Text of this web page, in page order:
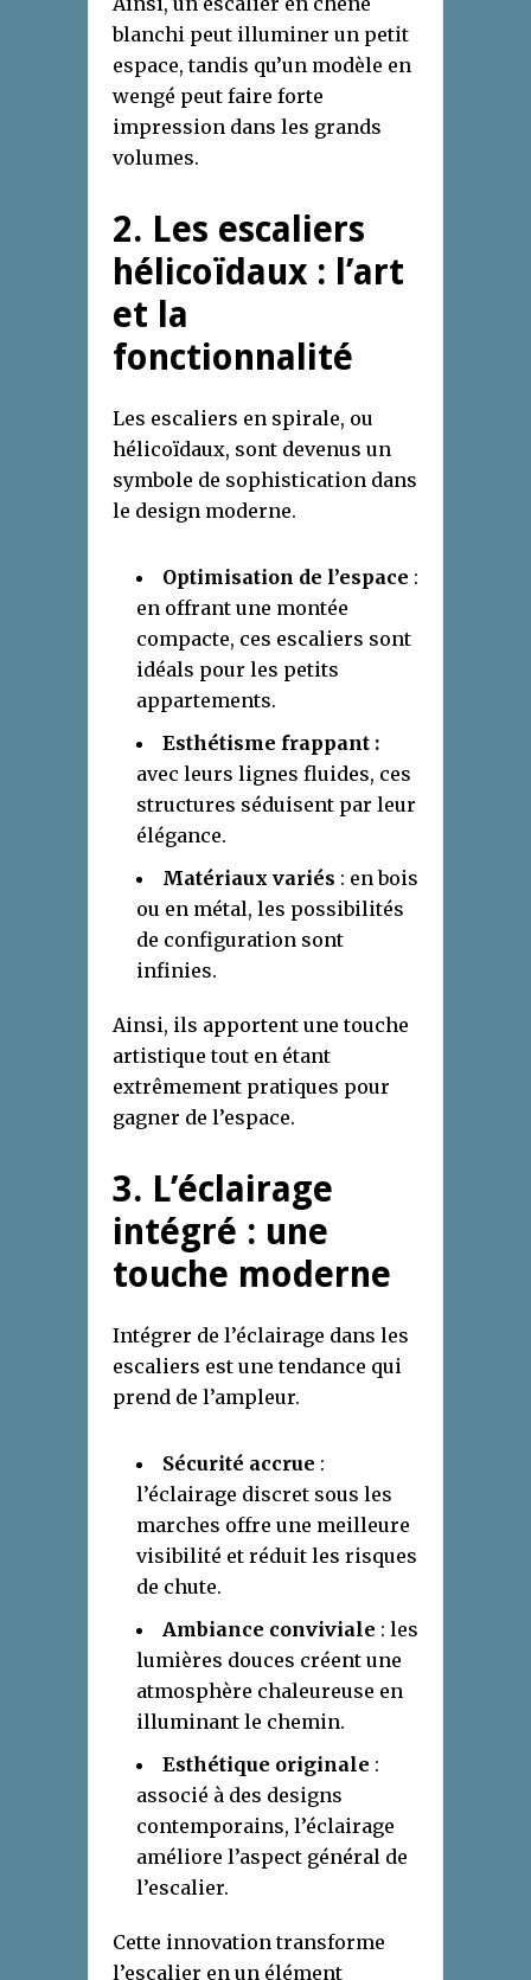
blanchi peut illuminer un petit
espace, tandis qu’un modèle en
wengé peut faire forte
impression dans les grands
volumes.
2. Les escaliers
hélicoïdaux : l’art
et la
fonctionnalité
Les escaliers en spirale, ou
hélicoïdaux, sont devenus un
symbole de sophistication dans
le design moderne.
Optimisation de l’espace :
en offrant une montée
compacte, ces escaliers sont
idéals pour les petits
appartements.
Esthétisme frappant :
avec leurs lignes fluides, ces
structures séduisent par leur
élégance.
Matériaux variés : en bois
ou en métal, les possibilités
de configuration sont
infinies.
Ainsi, ils apportent une touche
artistique tout en étant
extrêmement pratiques pour
gagner de l’espace.
3. L’éclairage
intégré : une
touche moderne
Intégrer de l’éclairage dans les
escaliers est une tendance qui
prend de l’ampleur.
Sécurité accrue :
l’éclairage discret sous les
marches offre une meilleure
visibilité et réduit les risques
de chute.
Ambiance conviviale : les
lumières douces créent une
atmosphère chaleureuse en
illuminant le chemin.
Esthétique originale :
associé à des designs
contemporains, l’éclairage
améliore l’aspect général de
l’escalier.
Cette innovation transforme
l’escalier en un élément